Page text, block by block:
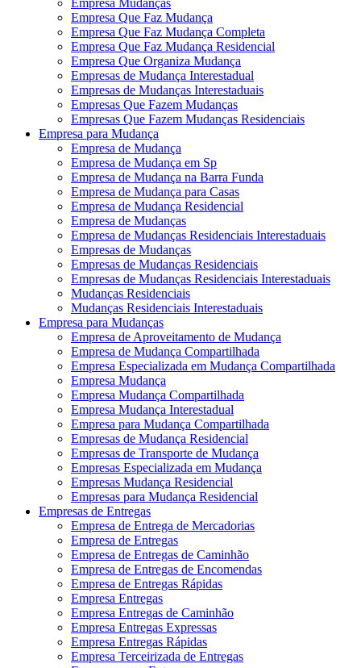
Empresa Que Faz Mudança
Empresa Que Faz Mudança Completa
Empresa Que Faz Mudança Residencial
Empresa Que Organiza Mudança
Empresas de Mudança Interestadual
Empresas de Mudanças Interestaduais
Empresas Que Fazem Mudanças
Empresas Que Fazem Mudanças Residenciais
Empresa para Mudança
Empresa de Mudança
Empresa de Mudança em Sp
Empresa de Mudança na Barra Funda
Empresa de Mudança para Casas
Empresa de Mudança Residencial
Empresa de Mudanças
Empresa de Mudanças Residenciais Interestaduais
Empresas de Mudanças
Empresas de Mudanças Residenciais
Empresas de Mudanças Residenciais Interestaduais
Mudanças Residenciais
Mudanças Residenciais Interestaduais
Empresa para Mudanças
Empresa de Aproveitamento de Mudança
Empresa de Mudança Compartilhada
Empresa Especializada em Mudança Compartilhada
Empresa Mudança
Empresa Mudança Compartilhada
Empresa Mudança Interestadual
Empresa para Mudança Compartilhada
Empresas de Mudança Residencial
Empresas de Transporte de Mudança
Empresas Especializada em Mudança
Empresas Mudança Residencial
Empresas para Mudança Residencial
Empresas de Entregas
Empresa de Entrega de Mercadorias
Empresa de Entregas
Empresa de Entregas de Caminhão
Empresa de Entregas de Encomendas
Empresa de Entregas Rápidas
Empresa Entregas
Empresa Entregas de Caminhão
Empresa Entregas Expressas
Empresa Entregas Rápidas
Empresa Terceirizada de Entregas